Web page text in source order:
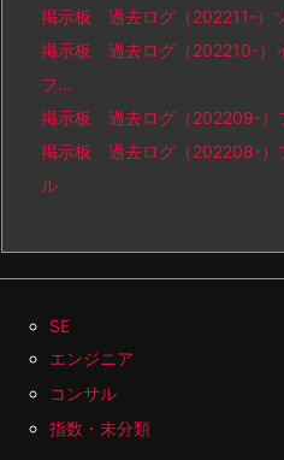
掲示板 過去ログ（202211-）
掲示板 過去ログ（202210-）
フ…
掲示板 過去ログ（202209-）
掲示板 過去ログ（202208-）
ル
SE
エンジニア
コンサル
指数・未分類